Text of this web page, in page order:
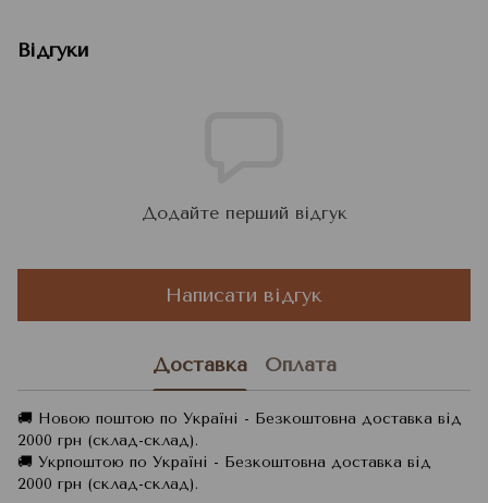
Відгуки
Додайте перший відгук
Написати відгук
Доставка Оплата
🚚 Новою поштою по Україні - Безкоштовна доставка від
2000 грн (склад-склад).
🚚 Укрпоштою по Україні - Безкоштовна доставка від
2000 грн (склад-склад).